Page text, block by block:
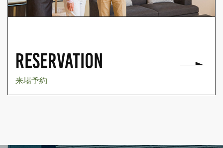
RESERVATION
来場予約